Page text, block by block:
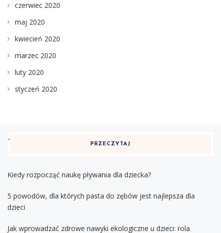
czerwiec 2020
maj 2020
kwiecień 2020
marzec 2020
luty 2020
styczeń 2020
PRZECZYTAJ
Kiedy rozpocząć naukę pływania dla dziecka?
5 powodów, dla których pasta do zębów jest najlepsza dla
dzieci
Jak wprowadzać zdrowe nawyki ekologiczne u dzieci: rola